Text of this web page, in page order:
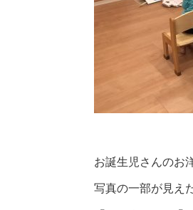
お誕生児さんのお
写真の一部が見え